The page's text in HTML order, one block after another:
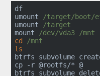
df
umount
/target/boot/
umount
/target
mount
/dev/vda3
/mnt
cd
/mnt
ls
btrfs subvolume
cp -r @rootfs/* @